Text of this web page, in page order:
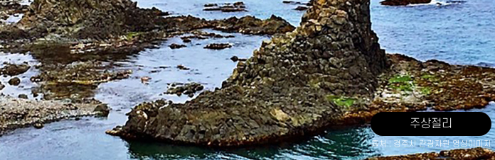
주상절리
출처 : 경주시 관광자원 영상이미지